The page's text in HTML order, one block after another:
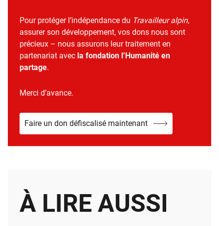
Pour protéger l’indépendance du Travailleur alpin,
assurer son développement, vos dons nous sont
précieux – nous assurons leur traitement en
partenariat avec la fondation l’Humanité en
partage.
Merci d’avance.
Faire un don défiscalisé maintenant
À LIRE AUSSI